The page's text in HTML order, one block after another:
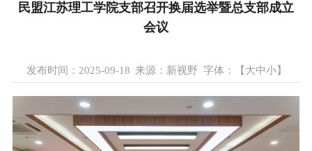
媒体理工
图说校园
校报在线
民盟江苏理工学院支部召开换届选举暨总支部成立
会议
发布时间：2025-09-18 来源：新视野 字体：【 大中小】